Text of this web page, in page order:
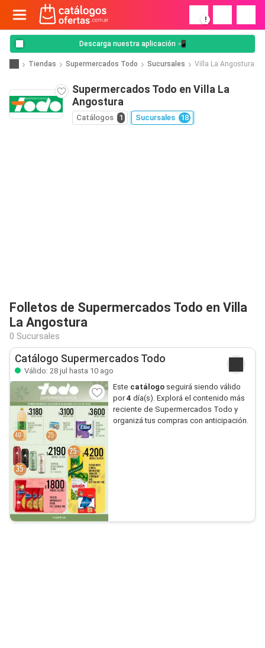
!
Descarga nuestra aplicación 📲
Tiendas Supermercados Todo Sucursales Villa La Angostura
Supermercados Todo en Villa La
Angostura
Catálogos 1 Sucursales 18
Folletos de Supermercados Todo en Villa
La Angostura
0 Sucursales
Catálogo Supermercados Todo
Válido: 28 jul hasta 10 ago
Este catálogoseguirá siendo válido
por4 día(s). Explorá el contenido más
reciente de Supermercados Todo y
organizá tus compras con anticipación.